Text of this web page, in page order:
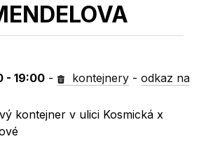
- 19:00 - kontejnery -odkaz na
kontejner v ulici Kosmická x